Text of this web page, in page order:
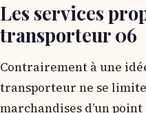
Les services
transporteur 06
Contrairement à une
transporteur ne se
marchandises d’un point